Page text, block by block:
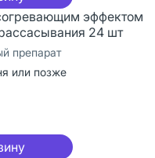
эффектом
24 шт
препарат
или позже